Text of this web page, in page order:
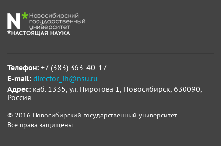
Телефон: +7 (383) 363-40-17
E-mail: director_ih@nsu.ru
Адрес: каб. 1335, ул. Пирогова 1, Новосибирск, 630090,
Россия
© 2016 Новосибирский государственный университет
Все права защищены